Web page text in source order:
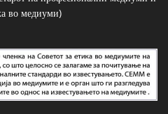
во медиуми)